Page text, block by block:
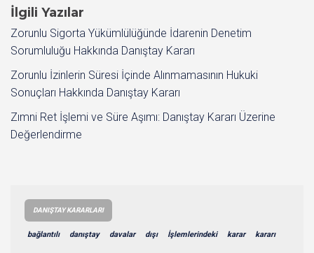
İlgili Yazılar
Zorunlu Sigorta Yükümlülüğünde İdarenin Denetim
Sorumluluğu Hakkında Danıştay Kararı
Zorunlu İzinlerin Süresi İçinde Alınmamasının Hukuki
Sonuçları Hakkında Danıştay Kararı
Zımni Ret İşlemi ve Süre Aşımı: Danıştay Kararı Üzerine
Değerlendirme
DANIŞTAY KARARLARI
bağlantılı danıştay davalar dışı İşlemlerindeki karar kararı